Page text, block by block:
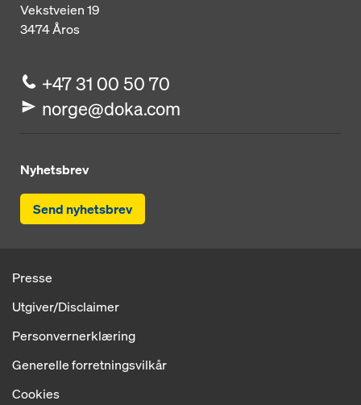
Vekstveien 19
3474Åros
+47 31 00 50 70
norge@doka.com
Nyhetsbrev
Send nyhetsbrev
Presse
Utgiver/Disclaimer
Personvernerklæring
Generelle forretningsvilkår
Cookies